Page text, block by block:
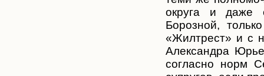
округа и даже
Борозной,
«Жилтрест» и с
Александра
согласно норм